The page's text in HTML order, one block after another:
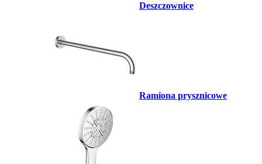
Deszczownice
Ramiona prysznicowe